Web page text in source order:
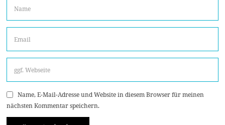
Name, E-Mail-Adresse und Website in diesem Browser für meinen
nächsten Kommentar speichern.